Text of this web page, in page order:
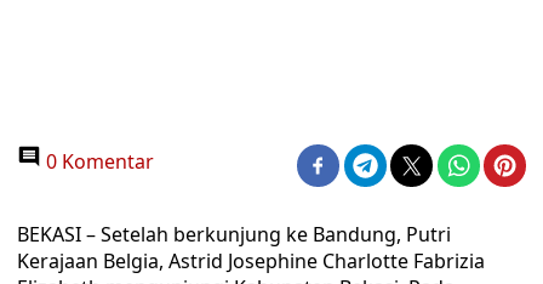
0 Komentar
BEKASI – Setelah berkunjung ke Bandung, Putri
Kerajaan Belgia, Astrid Josephine Charlotte Fabrizia